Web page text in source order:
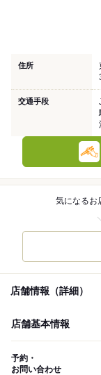
住所
交通手段
気になるお
店舗情報（詳細）
店舗基本情報
予約・
お問い合わせ